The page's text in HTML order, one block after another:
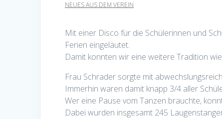
NEUES AUS DEM VEREIN
Mit einer Disco für die Schülerinnen und
Ferien eingeläutet.
Damit konnten wir eine weitere Tradition
Frau Schrader sorgte mit
Immerhin waren damit knapp 3/4 aller
Wer eine Pause vom Tanzen brauchte,
Dabei wurden insgesamt 245